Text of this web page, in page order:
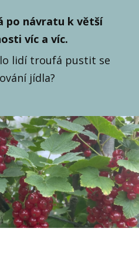
po návratu k větší
víc a víc.
lidí troufá pustit se
jídla?